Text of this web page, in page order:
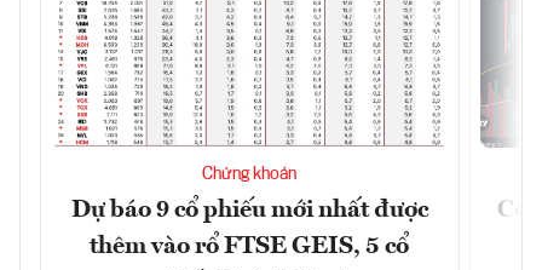
Chứng khoán
Dự báo 9 cổ phiếu mới nhất được
thêm vào rổ FTSE GEIS, 5 cổ
Có